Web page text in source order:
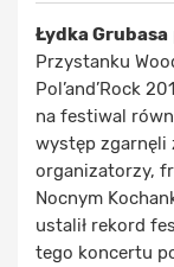
Łydka Grubasa
Przystanku
Pol’and’Rock
na festiwal
występ zgarnęli
organizatorzy,
Nocnym
ustalił rekord
tego koncertu